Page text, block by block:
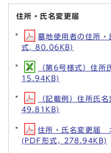
住所・氏名変更届
墓地使用者の住所
式, 80.06KB)
（第6号様式）住所
15.94KB)
（記載例）住所氏
49.81KB)
住所・氏名変更届
(PDF形式, 278.94KB)